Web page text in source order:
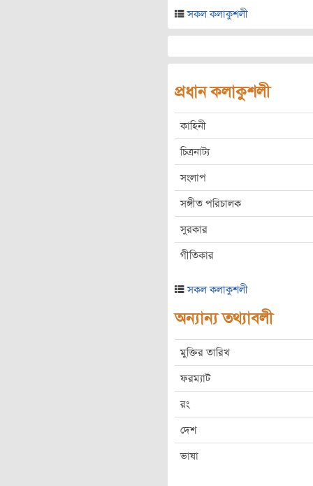
সকল কলাকুশলী
প্রধান কলাকুশলী
কাহিনী
চিত্রনাট্য
সংলাপ
সঙ্গীত পরিচালক
সুরকার
গীতিকার
সকল কলাকুশলী
অন্যান্য তথ্যাবলী
মুক্তির তারিখ
ফরম্যাট
রং
দেশ
ভাষা